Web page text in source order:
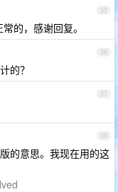
35
的，感谢回复。
36
的？
37
38
的意思。我现在用的这